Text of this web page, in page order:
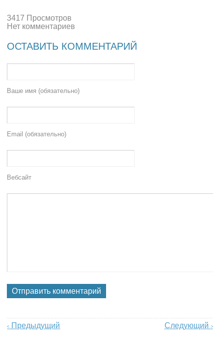
3417 Просмотров
Нет комментариев
ОСТАВИТЬ КОММЕНТАРИЙ
Ваше имя (обязательно)
Email (обязательно)
Вебсайт
< Предыдущий Следующий >